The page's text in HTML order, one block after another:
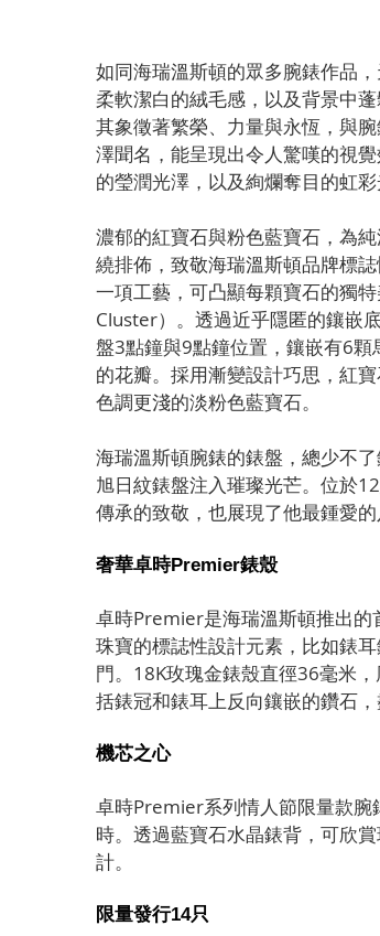
如同海瑞溫斯頓的眾多腕錶作品
柔軟潔白的絨毛感，以及背景中
其象徵著繁榮、力量與永恆，與
澤聞名，能呈現出令人驚嘆的視
的瑩潤光澤，以及絢爛奪目的虹彩
濃郁的紅寶石與粉色藍寶石，為
繞排佈，致敬海瑞溫斯頓品牌標
一項工藝，可凸顯每顆寶石的獨
Cluster）。透過近乎隱匿的鑲嵌
盤3點鐘與9點鐘位置，鑲嵌有6
的花瓣。採用漸變設計巧思，紅
色調更淺的淡粉色藍寶石。
海瑞溫斯頓腕錶的錶盤，總少不
旭日紋錶盤注入璀璨光芒。位於
傳承的致敬，也展現了他最鍾愛的
奢華卓時Premier錶殼
卓時Premier是海瑞溫斯頓推出的
珠寶的標誌性設計元素，比如錶
門。18K玫瑰金錶殼直徑36毫米
括錶冠和錶耳上反向鑲嵌的鑽石，
機芯之心
卓時Premier系列情人節限量款
時。透過藍寶石水晶錶背，可欣
計。
限量發行14只